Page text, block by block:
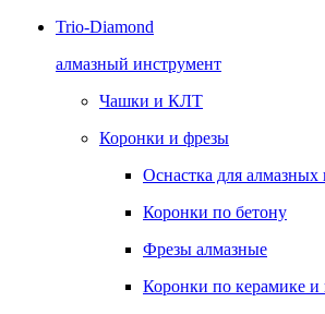
Trio-Diamond
алмазный инструмент
Чашки и КЛТ
Коронки и фрезы
Оснастка для алмазных
Коронки по бетону
Фрезы алмазные
Коронки по керамике и